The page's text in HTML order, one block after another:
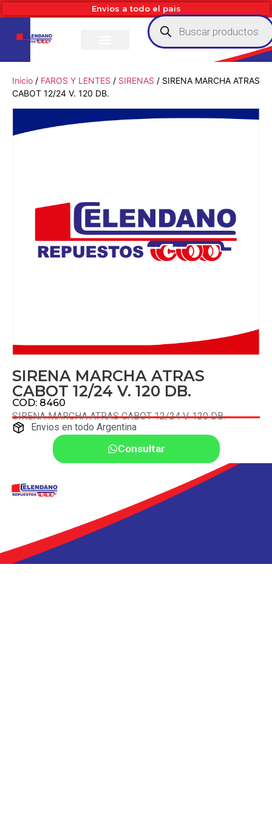
Envios a todo el pais
Inicio / FAROS Y LENTES / SIRENAS / SIRENA MARCHA ATRAS
CABOT 12/24 V. 120 DB.
SIRENA MARCHA ATRAS
CABOT 12/24 V. 120 DB.
COD: 8460
SIRENA MARCHA ATRAS CABOT 12/24 V. 120 DB.
Envios en todo Argentina
Consultar